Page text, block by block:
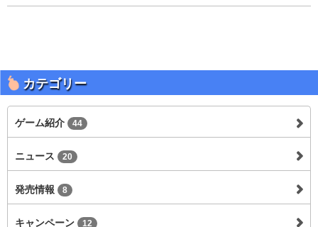
カテゴリー
ゲーム紹介 44
ニュース 20
発売情報 8
キャンペーン 12